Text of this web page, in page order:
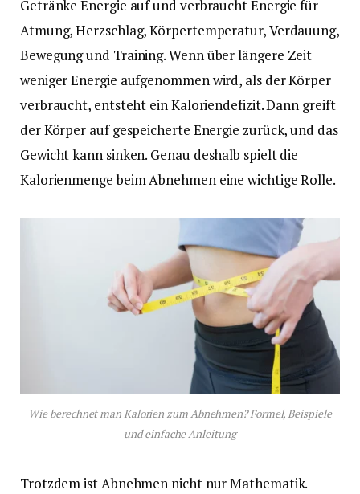
Getränke Energie auf und verbraucht Energie für
Atmung, Herzschlag, Körpertemperatur, Verdauung,
Bewegung und Training. Wenn über längere Zeit
weniger Energie aufgenommen wird, als der Körper
verbraucht, entsteht ein Kaloriendefizit. Dann greift
der Körper auf gespeicherte Energie zurück, und das
Gewicht kann sinken. Genau deshalb spielt die
Kalorienmenge beim Abnehmen eine wichtige Rolle.
Wie berechnet man Kalorien zum Abnehmen? Formel, Beispiele
und einfache Anleitung
Trotzdem ist Abnehmen nicht nur Mathematik.